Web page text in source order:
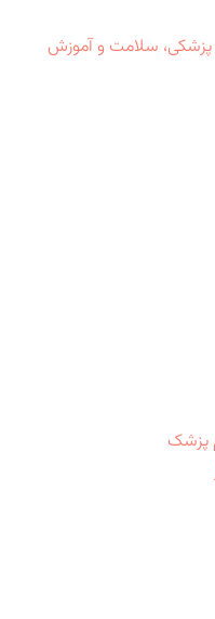
پزشکی، سلامت و آموزش
پزشک